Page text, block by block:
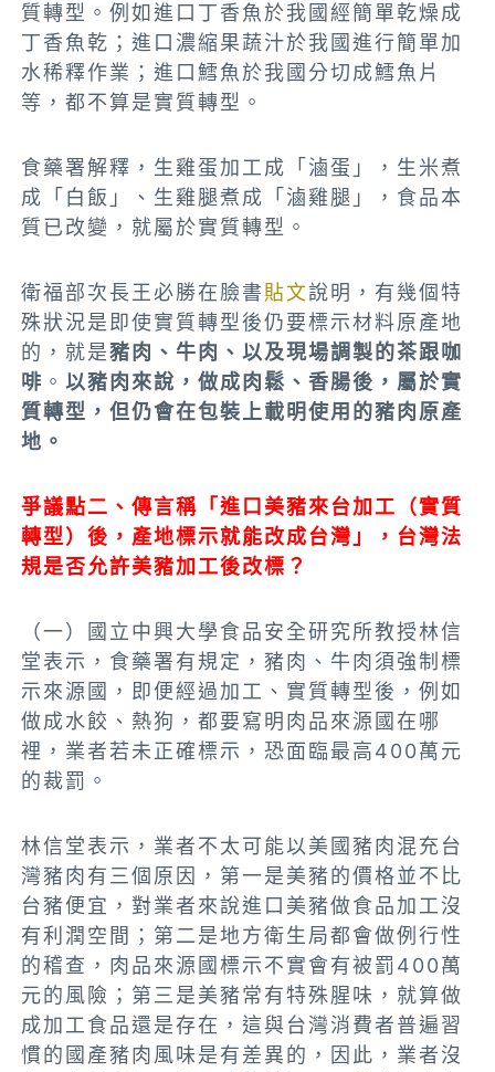
質轉型。例如進口丁香魚於我國經簡單乾燥成
丁香魚乾；進口濃縮果蔬汁於我國進行簡單加
水稀釋作業；進口鱈魚於我國分切成鱈魚片
等，都不算是實質轉型。
食藥署解釋，生雞蛋加工成「滷蛋」，生米煮
成「白飯」、生雞腿煮成「滷雞腿」，食品本
質已改變，就屬於實質轉型。
衛福部次長王必勝在臉書貼文說明，有幾個特
殊狀況是即使實質轉型後仍要標示材料原產地
的，就是豬肉、牛肉、以及現場調製的茶跟咖
啡 。以豬肉來說，做成肉鬆、香腸後，屬於實
質轉型，但仍會在包裝上載明使用的豬肉原產
地。
爭議點二、傳言稱「進口美豬來台加工（實質
轉型）後，產地標示就能改成台灣」，台灣法
規是否允許美豬加工後改標？
（一）國立中興大學食品安全研究所教授林信
堂表示，食藥署有規定，豬肉、牛肉須強制標
示來源國，即便經過加工、實質轉型後，例如
做成水餃、熱狗，都要寫明肉品來源國在哪
裡，業者若未正確標示，恐面臨最高400萬元
的裁罰。
林信堂表示，業者不太可能以美國豬肉混充台
灣豬肉有三個原因，第一是美豬的價格並不比
台豬便宜，對業者來說進口美豬做食品加工沒
有利潤空間；第二是地方衛生局都會做例行性
的稽查，肉品來源國標示不實會有被罰400萬
元的風險；第三是美豬常有特殊腥味，就算做
成加工食品還是存在，這與台灣消費者普遍習
慣的國產豬肉風味是有差異的，因此，業者沒